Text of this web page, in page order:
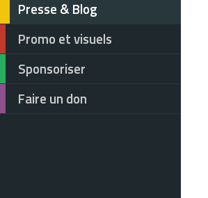
Presse & Blog
Promo et visuels
Sponsoriser
Faire un don